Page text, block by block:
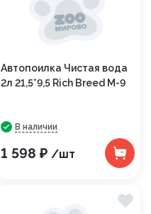
Автопоилка Чистая вода
2л 21,5*9,5 Rich Breed М-9
В наличии
1 598 ₽ /шт